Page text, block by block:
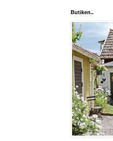
Butiken..